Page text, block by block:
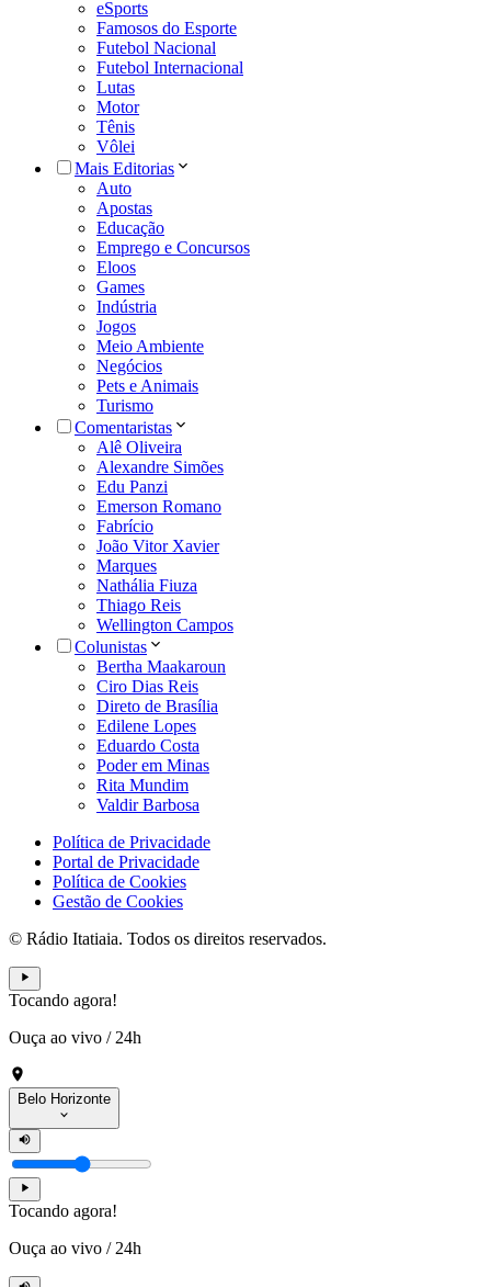
eSports
Famosos do Esporte
Futebol Nacional
Futebol Internacional
Lutas
Motor
Tênis
Vôlei
Mais Editorias
Auto
Apostas
Educação
Emprego e Concursos
Eloos
Games
Indústria
Jogos
Meio Ambiente
Negócios
Pets e Animais
Turismo
Comentaristas
Alê Oliveira
Alexandre Simões
Edu Panzi
Emerson Romano
Fabrício
João Vitor Xavier
Marques
Nathália Fiuza
Thiago Reis
Wellington Campos
Colunistas
Bertha Maakaroun
Ciro Dias Reis
Direto de Brasília
Edilene Lopes
Eduardo Costa
Poder em Minas
Rita Mundim
Valdir Barbosa
Política de Privacidade
Portal de Privacidade
Política de Cookies
Gestão de Cookies
© Rádio Itatiaia. Todos os direitos reservados.
Tocando agora!
Ouça ao vivo / 24h
Belo Horizonte
Tocando agora!
Ouça ao vivo / 24h